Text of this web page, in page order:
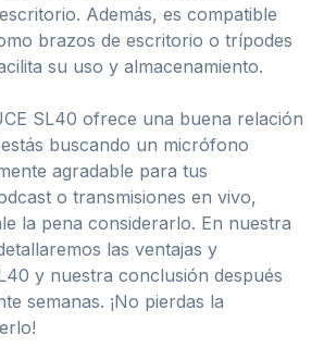
Además, es compatible
brazos de escritorio o trípodes
su uso y almacenamiento.
SL40 ofrece una buena relación
buscando un micrófono
agradable para tus
o transmisiones en vivo,
la pena considerarlo. En nuestra
las ventajas y
y nuestra conclusión después
semanas. ¡No pierdas la